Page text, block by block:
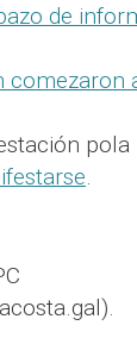
de
comezaron
pola
.